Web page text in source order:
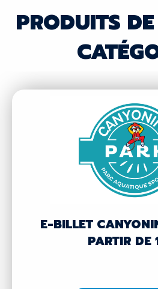
PRODUITS
E-BILLET
PARTIR DE